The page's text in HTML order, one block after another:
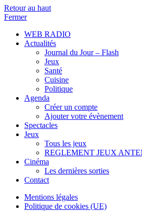
Retour au haut
Fermer
WEB RADIO
Actualités
Journal du Jour – Flash
Jeux
Santé
Cuisine
Politique
Agenda
Créer un compte
Ajouter votre évènement
Spectacles
Jeux
Tous les jeux
REGLEMENT JEUX
Cinéma
Les dernières sorties
Contact
Mentions légales
Politique de cookies (UE)